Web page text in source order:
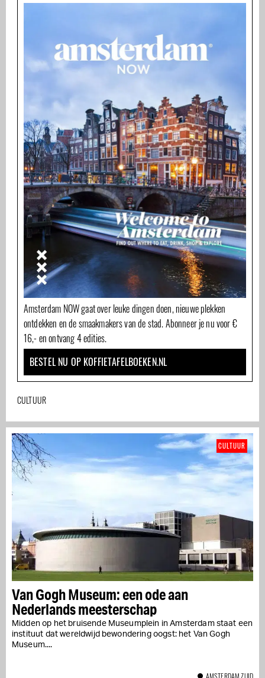
Amsterdam NOW gaat over leuke dingen doen, nieuwe plekken
ontdekken en de smaakmakers van de stad. Abonneer je nu voor €
16,- en ontvang 4 edities.
BESTEL NU OP KOFFIETAFELBOEKEN.NL
CULTUUR
Van Gogh Museum: een ode aan
Nederlands meesterschap
Midden op het bruisende Museumplein in Amsterdam staat een
instituut dat wereldwijd bewondering oogst: het Van Gogh
Museum....
CULTUUR
AMSTERDAM ZUID